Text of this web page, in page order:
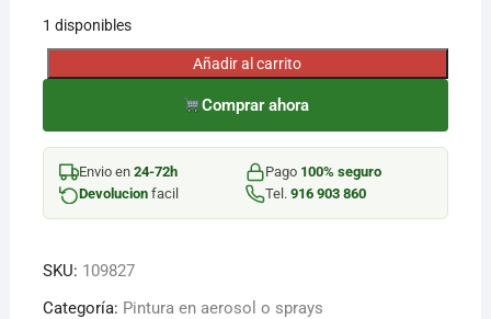
1 disponibles
PINTURA
400
ML
ROSA
4061
Añadir al carrito
Comprar ahora
Envio en 24-72h Pago 100% seguro
Devolucionfacil Tel. 916 903 860
SKU: 109827
Categoría: Pintura en aerosol o sprays